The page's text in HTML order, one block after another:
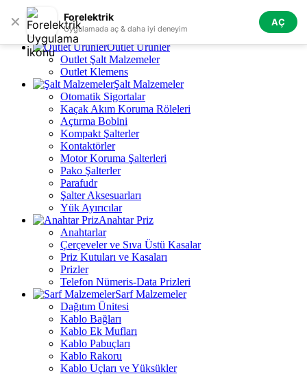
✕ Forelektrik
Uygulamada aç & daha iyi deneyim
AÇ
Skip to navigation Skip to main content
Tüm Kategoriler
Outlet Ürünler
Outlet Şalt Malzemeler
Outlet Klemens
Şalt Malzemeler
Otomatik Sigortalar
Kaçak Akım Koruma Röleleri
Açtırma Bobini
Kompakt Şalterler
Kontaktörler
Motor Koruma Şalterleri
Pako Şalterler
Parafudr
Şalter Aksesuarları
Yük Ayırıcılar
Anahtar Priz
Anahtarlar
Çerçeveler ve Sıva Üstü Kasalar
Priz Kutuları ve Kasaları
Prizler
Telefon Nümeris-Data Prizleri
Sarf Malzemeler
Dağıtım Ünitesi
Kablo Bağları
Kablo Ek Mufları
Kablo Pabuçları
Kablo Rakoru
Kablo Uçları ve Yüksükler